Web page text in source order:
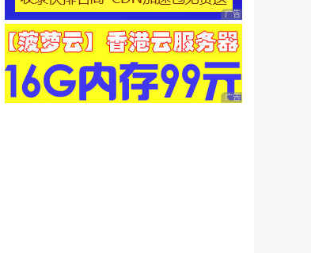
广告 商业广告，理性
广告 商业广告，理性